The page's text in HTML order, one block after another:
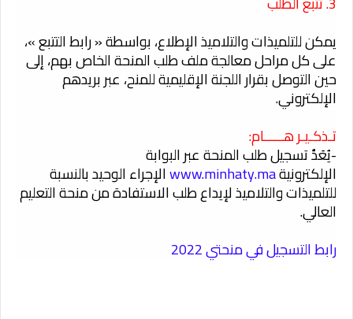
يمكن للتلميذات والتلاميذ الإطلاع، بواسطة « رابط التتبع »،
على كل مراحل معالجة ملف طلب المنحة الخاص بهم، إلى
حين التوصل بقرار اللجنة الإقليمية للمنح، عبر بريدهم
الإلكتروني.
تـذكـيـر هـــــام:
-يُعَدَُ تسجيل طلب المنحة عبر البوابة
الإلكترونيةwww.minhaty.maالإجراء الوحيد بالنسبة
للتلميذات والتلاميذ لإيداع طلب الاستفادة من منحة التعليم
العالي.
رابط التسجيل في منحتي 2022